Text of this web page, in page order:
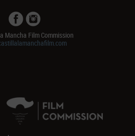
Mancha Film Commission